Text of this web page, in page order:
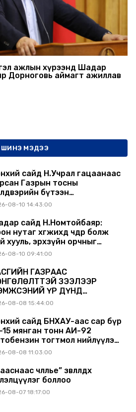
ажлын хүрээнд Шадар
Дорноговь аймагт ажиллав
ШИНЭ МЭДЭЭ
сайд Н.Учрал гацаанаас
Газрын тосны
бүтээн
тасралтгүй
баталгаажуулах
өгөв
08-10 14:43:00
сайд Н.Номтойбаяр:
нутаг хөгжихөд чөдөр болж
хууль, эрхзүйн орчныг
08-10 09:41:00
ГАЗРААС
ЗЭЭЛЭЭР
ҮР ДҮНД
ХАДГАЛАХ САВНУУД
08-08 15:44:00
сайд БНХАУ-аас сар бүр
15 мянган тонн АИ-92
тогтмол нийлүүлэх
тавилаа
08-08 11:03:00
чөлөөлье” зөвлөлдөх
боллоо
08-07 18:17:00